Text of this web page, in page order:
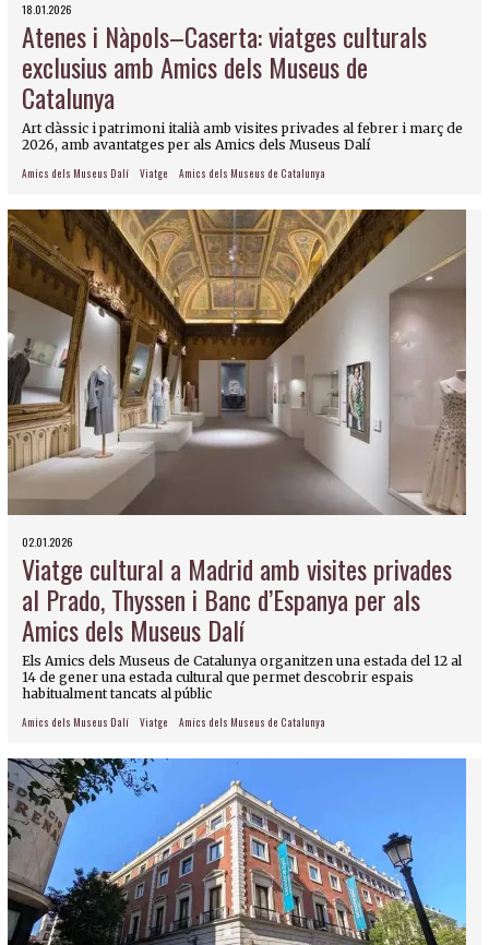
18.01.2026
Atenes i Nàpols–Caserta: viatges culturals
exclusius amb Amics dels Museus de
Catalunya
Art clàssic i patrimoni italià amb visites privades al febrer i març de
2026, amb avantatges per als Amics dels Museus Dalí
Amics dels Museus Dalí Viatge Amics dels Museus de Catalunya
02.01.2026
Viatge cultural a Madrid amb visites privades
al Prado, Thyssen i Banc d’Espanya per als
Amics dels Museus Dalí
Els Amics dels Museus de Catalunya organitzen una estada del 12 al
14 de gener una estada cultural que permet descobrir espais
habitualment tancats al públic
Amics dels Museus Dalí Viatge Amics dels Museus de Catalunya